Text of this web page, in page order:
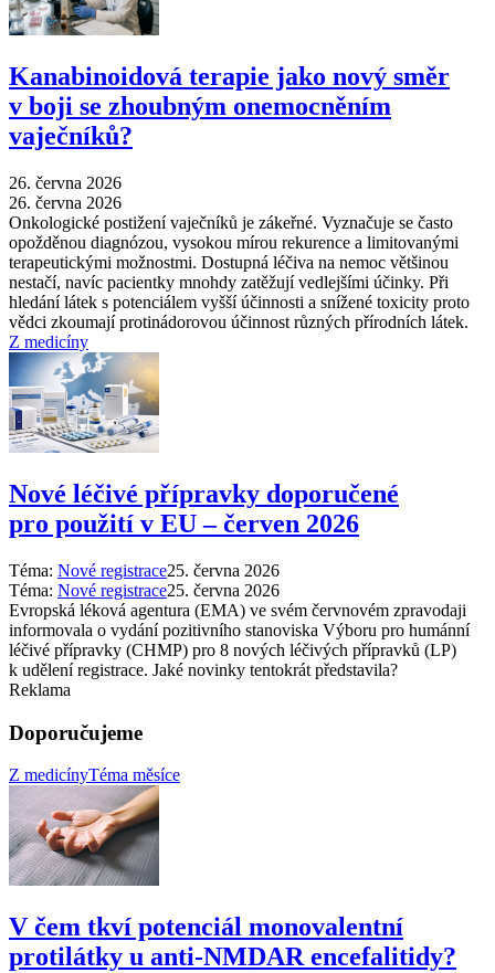
Kanabinoidová terapie jako nový směr
v boji se zhoubným onemocněním
vaječníků?
26. června 2026
26. června 2026
Onkologické postižení vaječníků je zákeřné. Vyznačuje se často
opožděnou diagnózou, vysokou mírou rekurence a limitovanými
terapeutickými možnostmi. Dostupná léčiva na nemoc většinou
nestačí, navíc pacientky mnohdy zatěžují vedlejšími účinky. Při
hledání látek s potenciálem vyšší účinnosti a snížené toxicity proto
vědci zkoumají protinádorovou účinnost různých přírodních látek.
Z medicíny
Nové léčivé přípravky doporučené
pro použití v EU –⁠ červen 2026
Téma: Nové registrace25. června 2026
Téma: Nové registrace25. června 2026
Evropská léková agentura (EMA) ve svém červnovém zpravodaji
informovala o vydání pozitivního stanoviska Výboru pro humánní
léčivé přípravky (CHMP) pro 8 nových léčivých přípravků (LP)
k udělení registrace. Jaké novinky tentokrát představila?
Reklama
Doporučujeme
Z medicínyTéma měsíce
V čem tkví potenciál monovalentní
protilátky u anti-NMDAR encefalitidy?